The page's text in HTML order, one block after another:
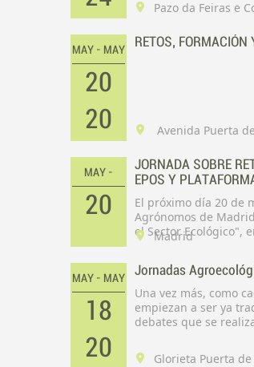
Pazo da Feiras e
MAY - MAY
20
20
RETOS, FORMACIÓN
Avenida Puerta
MAY -
20
JORNADA SOBRE
EPOS Y
El próximo día 20 de mayo en el Salón de
Agrónomos de Madrid, se celebrará una jornada bajo el
el Sector Ecológico",
Observatorio de la
Madrid
MAY - MAY
18
20
Jornadas
Una vez más, como
empiezan a ser ya
debates que se
Politécnica de Madrid
Glorieta Puerta